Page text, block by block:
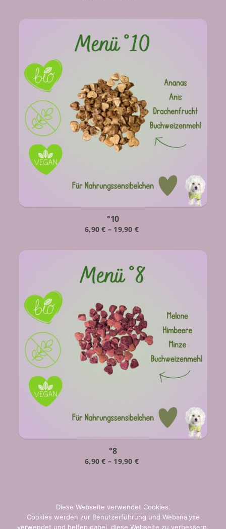
°10
6,90€ – 19,90 €
°8
6,90€ – 19,90 €
Diese Webseite verwendet Cookies.
Cookies werden zur Benutzerführung und Webanalyse
verwendet und helfen dabei, diese Webseite zu verbessern.